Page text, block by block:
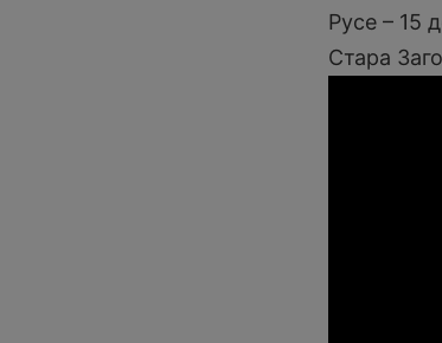
Русе – 15
Стара